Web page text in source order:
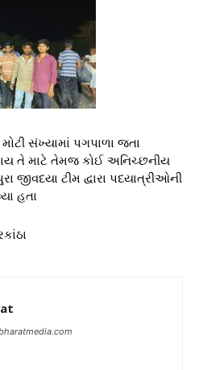
સંખ્યામાં પગપાળા જતા
તે માટે તેમજ કોઈ અનિચ્છનીય
જીવદયા ટીમ દ્વારા પદયાત્રીઓની
હતા